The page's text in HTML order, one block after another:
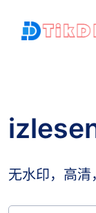
无水印，高清